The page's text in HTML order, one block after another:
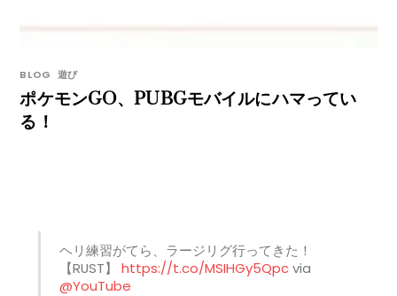
BLOG 遊び
ポケモンGO、PUBGモバイルにハマってい
る！
ヘリ練習がてら、ラージリグ行ってきた！
【RUST】 https://t.co/MSIHGy5Qpcvia
@YouTube